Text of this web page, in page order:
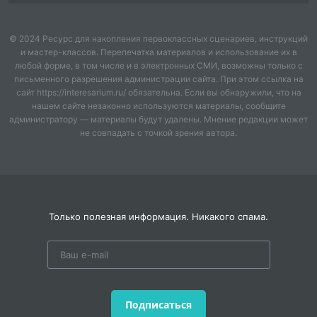
что в свою очередь является фактором повышения
качества образовательного процесса. В проекте
задействованы все сотрудники, родители и дети
детского сада.
Цель мероприятия
Установить партнерские отношения с семьей своих
Создать условия для обеспечения психологического
© 2024 Ресурс для накопления первоклассных сценариев, инструкций
и мастер-классов. Перепечатка материалов и использование их в
любой форме, в том числе и в электронных СМИ, возможны только с
письменного разрешения администрации сайта. При этом ссылка на
сайт https://interesarium.ru/ обязательна. Если вы обнаружили, что на
нашем сайте незаконно используются материалы, сообщите
администратору — материалы будут удалены. Мнение редакции может
не совпадать с точкой зрения автора.
Только полезная информация. Никакого спама.
Подписаться